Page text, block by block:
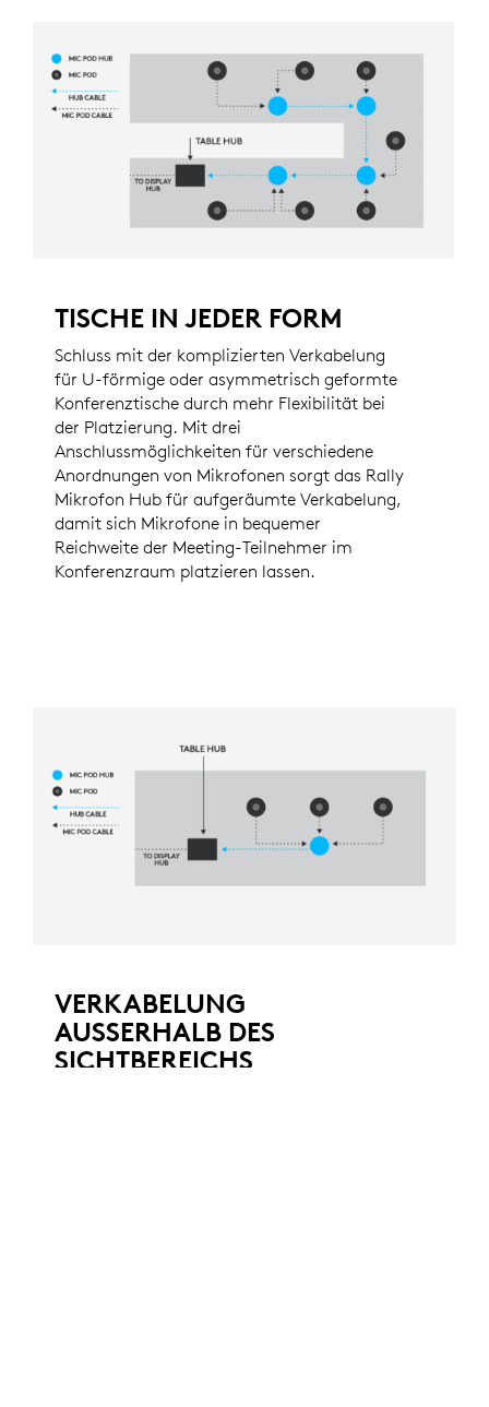
TISCHE IN JEDER FORM
Schluss mit der komplizierten Verkabelung
für U-förmige oder asymmetrisch geformte
Konferenztische durch mehr Flexibilität bei
der Platzierung. Mit drei
Anschlussmöglichkeiten für verschiedene
Anordnungen von Mikrofonen sorgt das Rally
Mikrofon Hub für aufgeräumte Verkabelung,
damit sich Mikrofone in bequemer
Reichweite der Meeting-Teilnehmer im
Konferenzraum platzieren lassen.
VERKABELUNG
AUSSERHALB DES
SICHTBEREICHS